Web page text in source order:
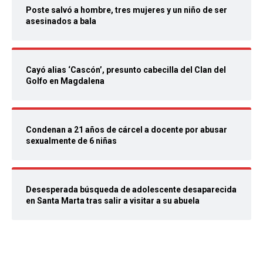
Poste salvó a hombre, tres mujeres y un niño de ser
asesinados a bala
Cayó alias ‘Cascón’, presunto cabecilla del Clan del
Golfo en Magdalena
Condenan a 21 años de cárcel a docente por abusar
sexualmente de 6 niñas
Desesperada búsqueda de adolescente desaparecida
en Santa Marta tras salir a visitar a su abuela